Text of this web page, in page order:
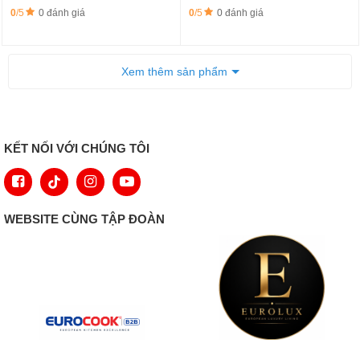
0/5 0 đánh giá 0/5 0 đánh giá
Xem thêm sản phẩm
KẾT NỐI VỚI CHÚNG TÔI
WEBSITE CÙNG TẬP ĐOÀN